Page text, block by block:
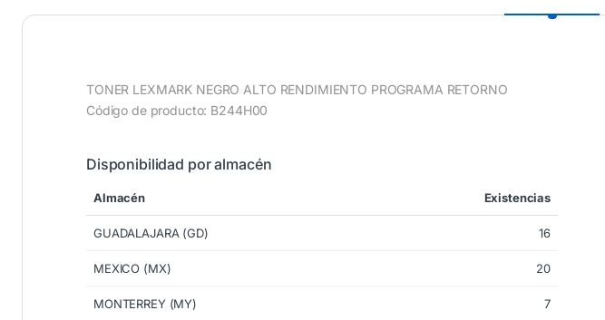
TONER LEXMARK NEGRO ALTO RENDIMIENTO PROGRAMA RETORNO
Código de producto: B244H00
Disponibilidad por almacén
Almacén Existencias
GUADALAJARA (GD) 16
MEXICO (MX) 20
MONTERREY (MY) 7